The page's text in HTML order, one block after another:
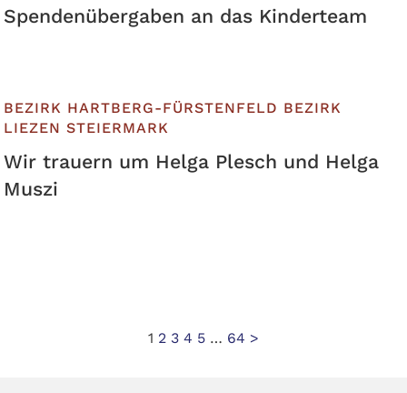
Spendenübergaben an das Kinderteam
BEZIRK HARTBERG-FÜRSTENFELD BEZIRK
LIEZEN STEIERMARK
Wir trauern um Helga Plesch und Helga
Muszi
Seitennummerierung
1 2 3 4 5 … 64 >